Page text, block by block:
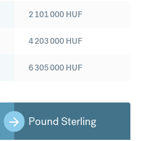
2 101 000 HUF
4 203 000 HUF
6 305 000 HUF
Pound Sterling